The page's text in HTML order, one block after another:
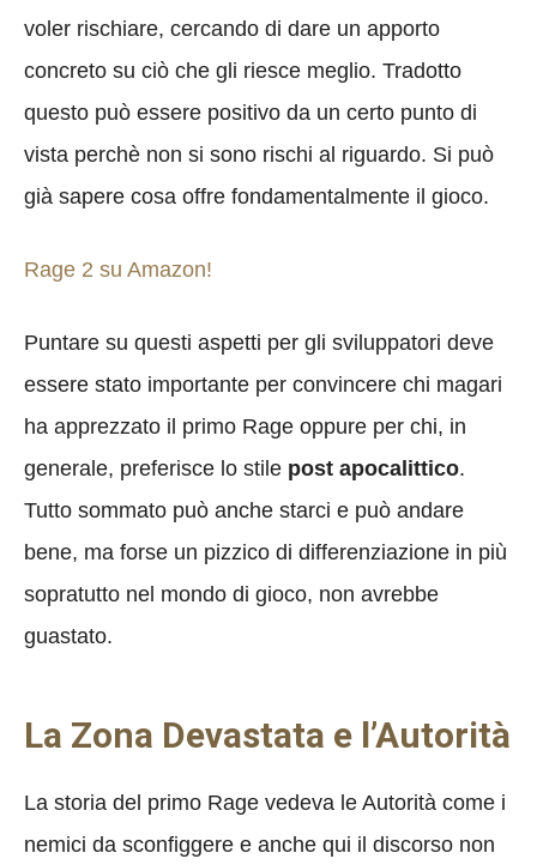
voler rischiare, cercando di dare un apporto
concreto su ciò che gli riesce meglio. Tradotto
questo può essere positivo da un certo punto di
vista perchè non si sono rischi al riguardo. Si può
già sapere cosa offre fondamentalmente il gioco.
Rage 2 su Amazon!
Puntare su questi aspetti per gli sviluppatori deve
essere stato importante per convincere chi magari
ha apprezzato il primo Rage oppure per chi, in
generale, preferisce lo stile post apocalittico.
Tutto sommato può anche starci e può andare
bene, ma forse un pizzico di differenziazione in più
sopratutto nel mondo di gioco, non avrebbe
guastato.
La Zona Devastata e l’Autorità
La storia del primo Rage vedeva le Autorità come i
nemici da sconfiggere e anche qui il discorso non